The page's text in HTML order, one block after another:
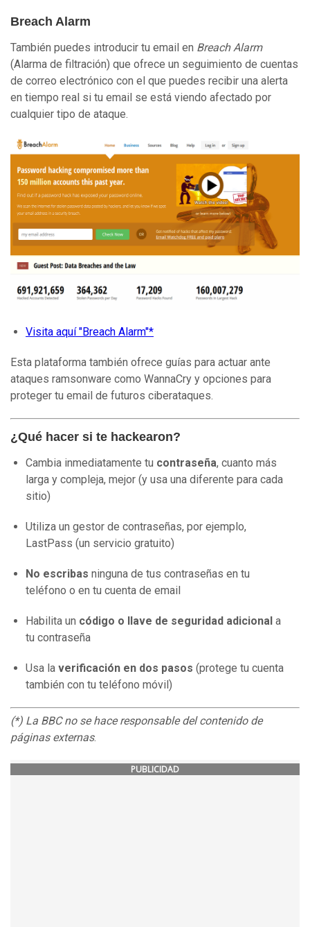
Breach Alarm
También puedes introducir tu email en Breach Alarm
(Alarma de filtración) que ofrece un seguimiento de cuentas
de correo electrónico con el que puedes recibir una alerta
en tiempo real si tu email se está viendo afectado por
cualquier tipo de ataque.
Visita aquí "Breach Alarm"*
Esta plataforma también ofrece guías para actuar ante
ataques ramsonware como WannaCry y opciones para
proteger tu email de futuros ciberataques.
¿Qué hacer si te hackearon?
Cambia inmediatamente tu contraseña, cuanto más
larga y compleja, mejor (y usa una diferente para cada
sitio)
Utiliza un gestor de contraseñas, por ejemplo,
LastPass (un servicio gratuito)
No escribas ninguna de tus contraseñas en tu
teléfono o en tu cuenta de email
Habilita un código o llave de seguridad adicional a
tu contraseña
Usa la verificación en dos pasos (protege tu cuenta
también con tu teléfono móvil)
(*) La BBC no se hace responsable del contenido de
páginas externas.
PUBLICIDAD